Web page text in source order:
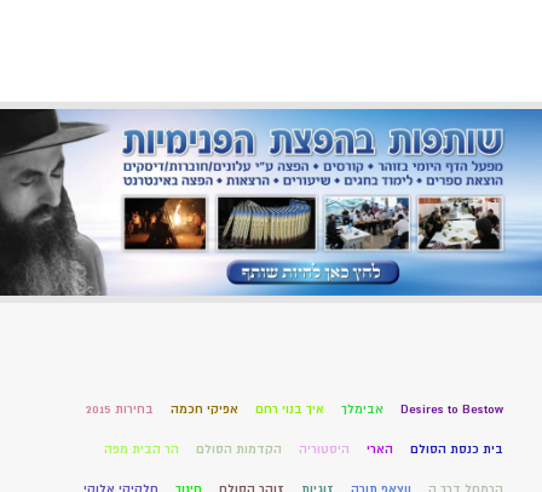
Desires to Bestow אבימלך איך בנוי רחם אפיקי חכמה בחירות 2015
בית כנסת הסולם הארי היסטוריה הקדמות הסולם הר הבית מפה